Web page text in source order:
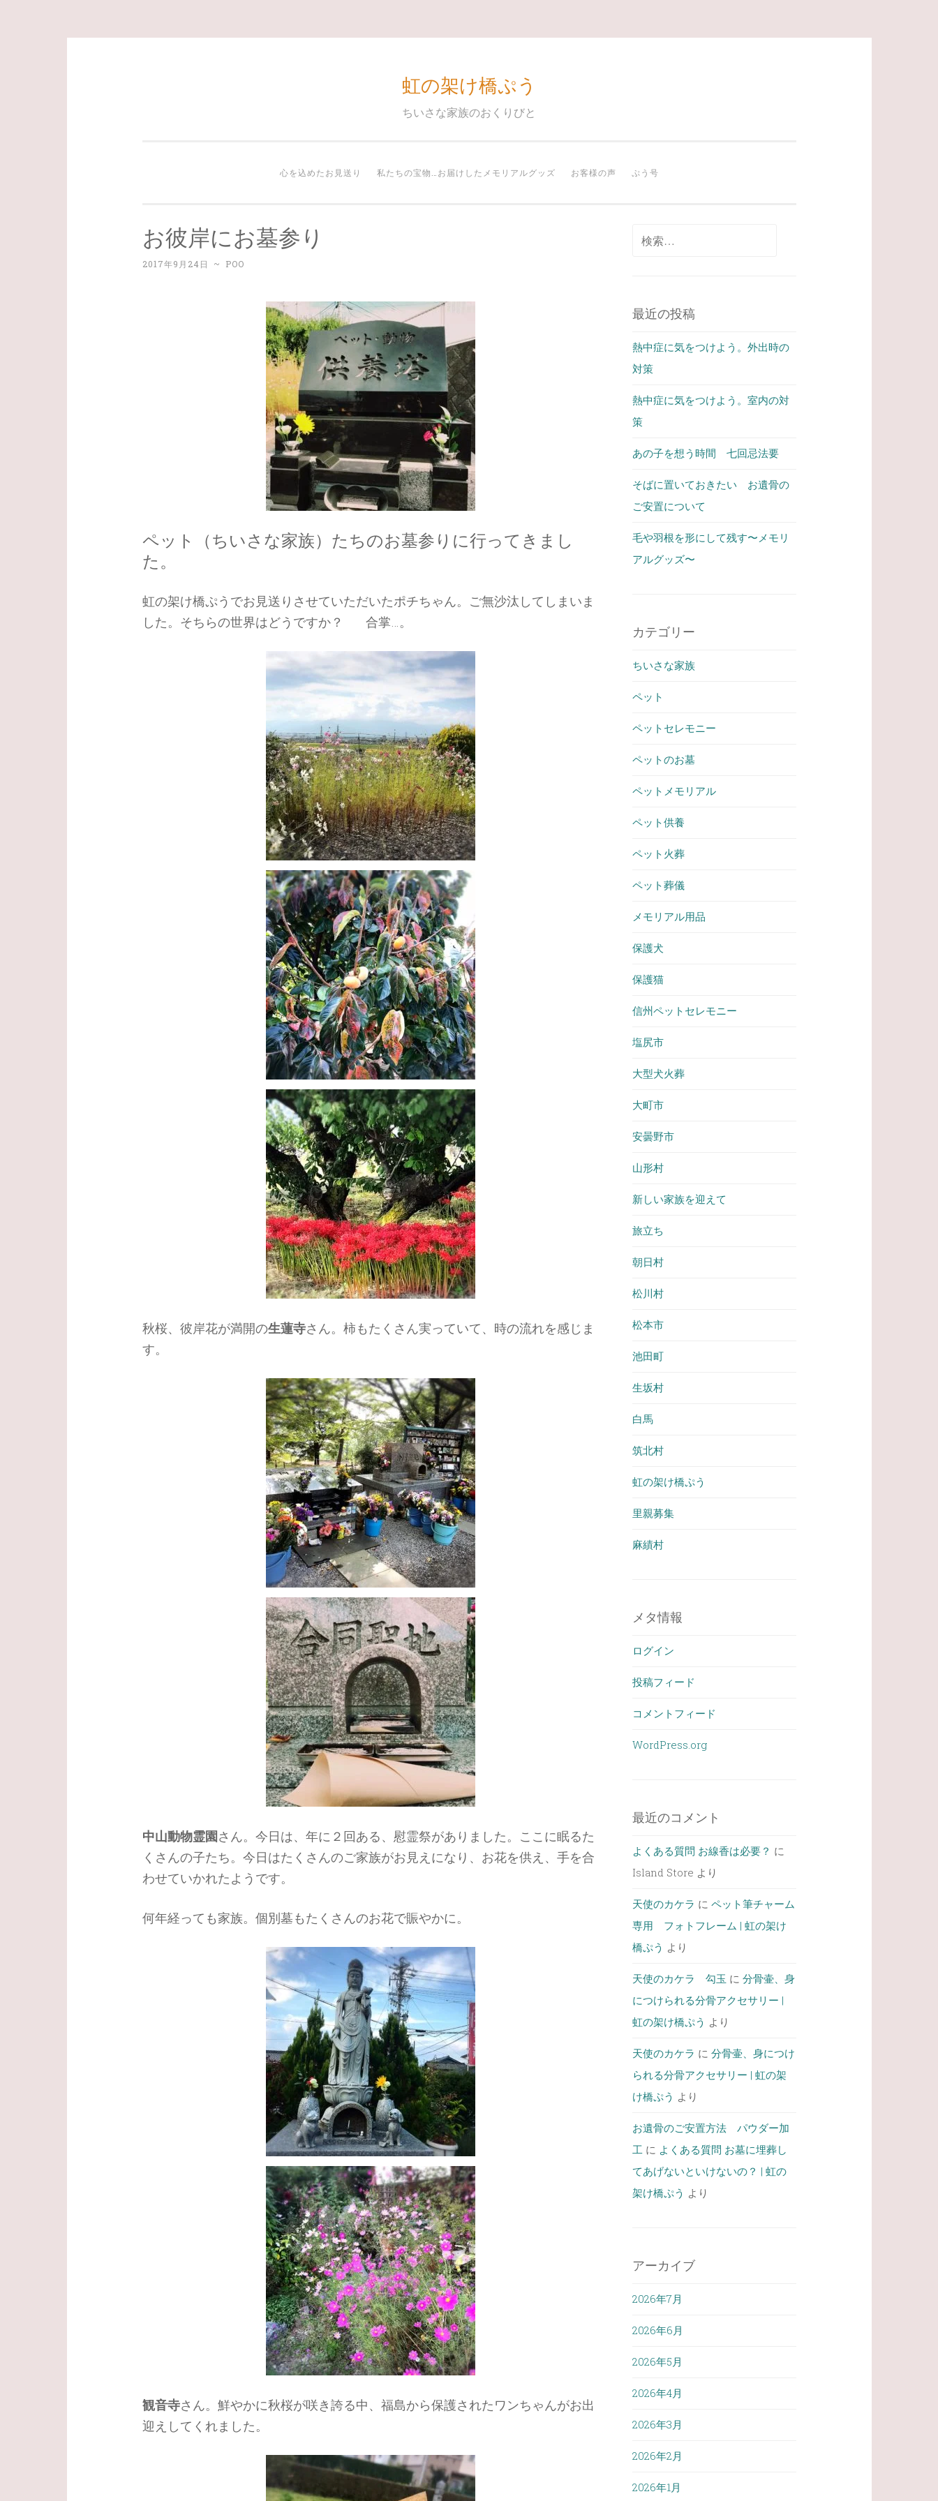
ッ
プ
虹の架け橋ぷう
ちいさな家族のおくりびと
心を込めたお見送り 私たちの宝物…お届けしたメモリアルグッズ お客様の声 ぷう号
お彼岸にお墓参り
2017年9月24日 ~ POO
ペット（ちいさな家族）たちのお墓参りに行ってきまし
た。
虹の架け橋ぷうでお見送りさせていただいたポチちゃん。ご無沙汰してしまいま
した。そちらの世界はどうですか？ 合掌…。
秋桜、彼岸花が満開の生蓮寺さん。柿もたくさん実っていて、時の流れを感じま
す。
中山動物霊園さん。今日は、年に２回ある、慰霊祭がありました。ここに眠るた
くさんの子たち。今日はたくさんのご家族がお見えになり、お花を供え、手を合
わせていかれたようです。
何年経っても家族。個別墓もたくさんのお花で賑やかに。
観音寺さん。鮮やかに秋桜が咲き誇る中、福島から保護されたワンちゃんがお出
迎えしてくれました。
最近の投稿
熱中症に気をつけよう。外出時の
対策
熱中症に気をつけよう。室内の対
策
あの子を想う時間 七回忌法要
そばに置いておきたい お遺骨の
ご安置について
毛や羽根を形にして残す〜メモリ
アルグッズ〜
カテゴリー
ちいさな家族
ペット
ペットセレモニー
ペットのお墓
ペットメモリアル
ペット供養
ペット火葬
ペット葬儀
メモリアル用品
保護犬
保護猫
信州ペットセレモニー
塩尻市
大型犬火葬
大町市
安曇野市
山形村
新しい家族を迎えて
旅立ち
朝日村
松川村
松本市
池田町
生坂村
白馬
筑北村
虹の架け橋ぷう
里親募集
麻績村
メタ情報
ログイン
投稿フィード
コメントフィード
WordPress.org
最近のコメント
よくある質問 お線香は必要？ に
Island Store より
天使のカケラ にペット筆チャーム
専用 フォトフレーム | 虹の架け
橋ぷう より
天使のカケラ 勾玉 に分骨壷、身
につけられる分骨アクセサリー |
虹の架け橋ぷう より
天使のカケラ に分骨壷、身につけ
られる分骨アクセサリー | 虹の架
け橋ぷう より
お遺骨のご安置方法 パウダー加
工 に よくある質問 お墓に埋葬し
てあげないといけないの？ | 虹の
架け橋ぷう より
アーカイブ
2026年7月
2026年6月
2026年5月
2026年4月
2026年3月
2026年2月
2026年1月